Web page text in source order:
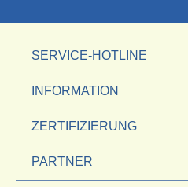
SERVICE-HOTLINE
INFORMATION
ZERTIFIZIERUNG
PARTNER